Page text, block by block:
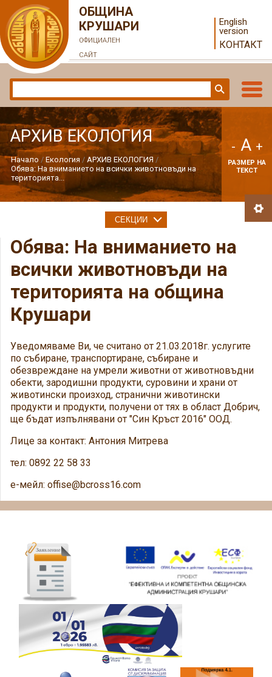
ОБЩИНА
КРУШАРИ
ОФИЦИАЛЕН
САЙТ
English
version
КОНТАКТ
АРХИВ ЕКОЛОГИЯ
Начало Екология
АРХИВ ЕКОЛОГИЯ
Обява: На вниманието на всички животновъди на
територията...
- A +
РАЗМЕР НА
ТЕКСТ
Обява: На вниманието на
всички животновъди на
територията на община
Крушари
Уведомяваме Ви, че считано от 21.03.2018г. услугите
по събиране, транспортиране, събиране и
обезвреждане на умрели животни от животновъдни
обекти, зародишни продукти, суровини и храни от
животински произход, странични животински
продукти и продукти, получени от тях в област Добрич,
ще бъдат изпълнявани от "Син Кръст 2016" ООД.
Лице за контакт: Антония Митрева
тел: 0892 22 58 33
е-мейл: offise@bcross16.com
СЕКЦИИ